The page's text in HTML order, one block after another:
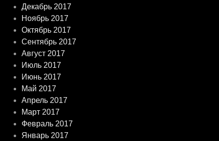
Декабрь 2017
Ноябрь 2017
Октябрь 2017
Сентябрь 2017
Август 2017
Июль 2017
Июнь 2017
Май 2017
Апрель 2017
Март 2017
Февраль 2017
Январь 2017